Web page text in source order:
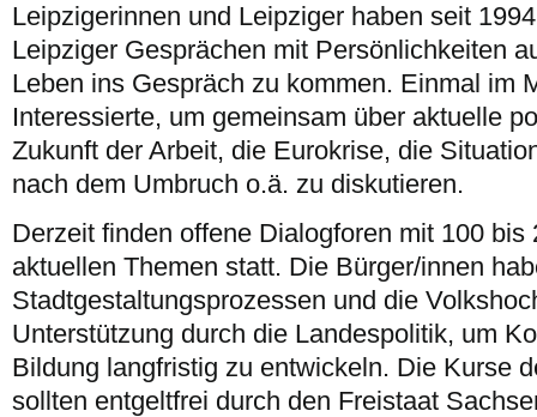
Leipzigerinnen und Leipziger haben seit
Leipziger Gesprächen mit Persönlichkeiten
Leben ins Gespräch zu kommen. Einmal im
Interessierte, um gemeinsam über aktuelle
Zukunft der Arbeit, die Eurokrise, die
nach dem Umbruch o.ä. zu diskutieren.
Derzeit finden offene Dialogforen mit 100 bis
aktuellen Themen statt. Die Bürger/innen
Stadtgestaltungsprozessen und die
Unterstützung durch die Landespolitik, um
Bildung langfristig zu entwickeln. Die Kurse
sollten entgeltfrei durch den Freistaat